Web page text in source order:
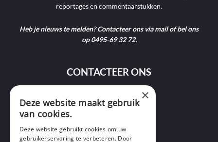
reportages en commentaarstukken.
Heb je nieuws te melden? Contacteer ons via mail of bel ons
op 0495-69 32 72.
CONTACTEER ONS
9400 Ninove ×
Deze website maakt gebruik
van cookies.
Deze website gebruikt cookies om uw
gebruikerservaring te verbeteren. Door